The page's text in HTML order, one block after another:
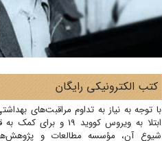
کتب الکترونیکی رایگان
با توجه به نیاز به تداوم مراقبت‌های
ابتلا به ویروس کووید 19 و
شیوع آن، مؤسسه مطالعات و